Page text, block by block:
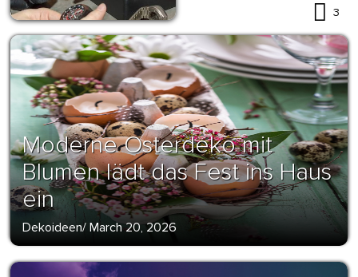
3
Moderne Osterdeko mit
Blumen lädt das Fest ins Haus
ein
Dekoideen/ March 20, 2026